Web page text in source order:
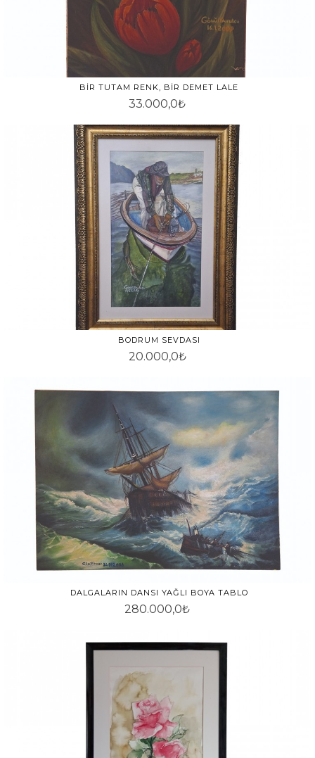
BIR TUTAM RENK, BIR DEMET LALE
33.000,0₺
BODRUM SEVDASI
20.000,0₺
DALGALARIN DANSI YAĞLI BOYA TABLO
280.000,0₺